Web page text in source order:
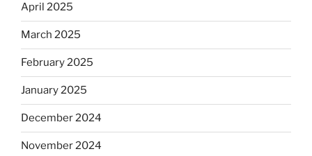
April 2025
March 2025
February 2025
January 2025
December 2024
November 2024